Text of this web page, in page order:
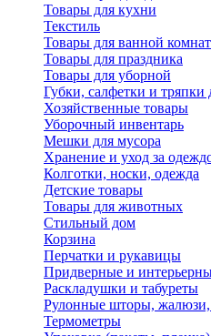
Товары для кухни
Текстиль
Товары для ванной
Товары для праздника
Товары для уборной
Губки, салфетки и тряпки
Хозяйственные товары
Уборочный инвентарь
Мешки для мусора
Хранение и уход за
Колготки, носки, одежда
Детские товары
Товары для животных
Стильный дом
Корзина
Перчатки и рукавицы
Придверные и
Раскладушки и табуреты
Рулонные шторы,
Термометры